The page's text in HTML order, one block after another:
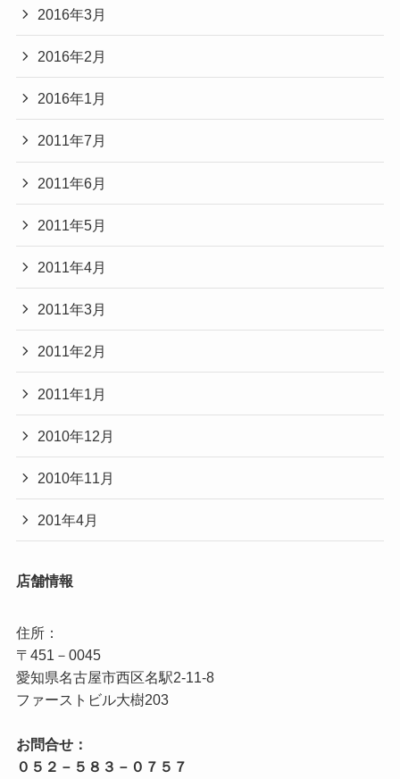
2016年3月
2016年2月
2016年1月
2011年7月
2011年6月
2011年5月
2011年4月
2011年3月
2011年2月
2011年1月
2010年12月
2010年11月
201年4月
店舗情報
住所：
〒451－0045
愛知県名古屋市西区名駅2‐11‐8
ファーストビル大樹203
お問合せ：